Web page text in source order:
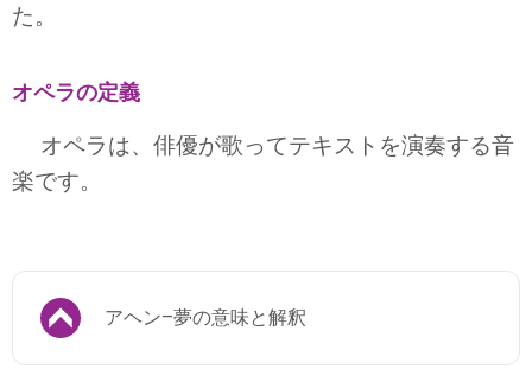
た。
オペラの定義
オペラは、俳優が歌ってテキストを演奏する音
楽です。
アヘン–夢の意味と解釈